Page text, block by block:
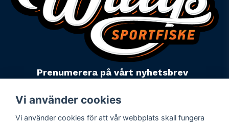
Prenumerera på vårt nyhetsbrev
Powered by Nyehandel AB
Vi använder cookies
Vi använder cookies för att vår webbplats skall fungera